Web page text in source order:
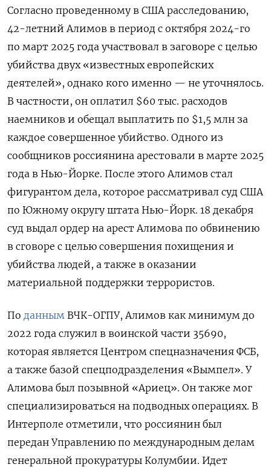
Согласно проведенному в США расследованию,
42-летний Алимов в период с октября 2024-го
по март 2025 года участвовал в заговоре с целью
убийства двух «известных европейских
деятелей», однако кого именно — не уточнялось.
В частности, он оплатил $60 тыс. расходов
наемников и обещал выплатить по $1,5 млн за
каждое совершенное убийство. Одного из
сообщников россиянина арестовали в марте 2025
года в Нью-Йорке. После этого Алимов стал
фигурантом дела, которое рассматривал суд США
по Южному округу штата Нью-Йорк. 18 декабря
суд выдал ордер на арест Алимова по обвинению
в сговоре с целью совершения похищения и
убийства людей, а также в оказании
материальной поддержки террористов.
По данным ВЧК-ОГПУ, Алимов как минимум до
2022 года служил в воинской части 35690,
которая является Центром спецназначения ФСБ,
а также базой спецподразделения «Вымпел». У
Алимова был позывной «Ариец». Он также мог
специализироваться на подводных операциях. В
Интерполе отметили, что россиянин был
передан Управлению по международным делам
генеральной прокуратуры Колумбии. Идет